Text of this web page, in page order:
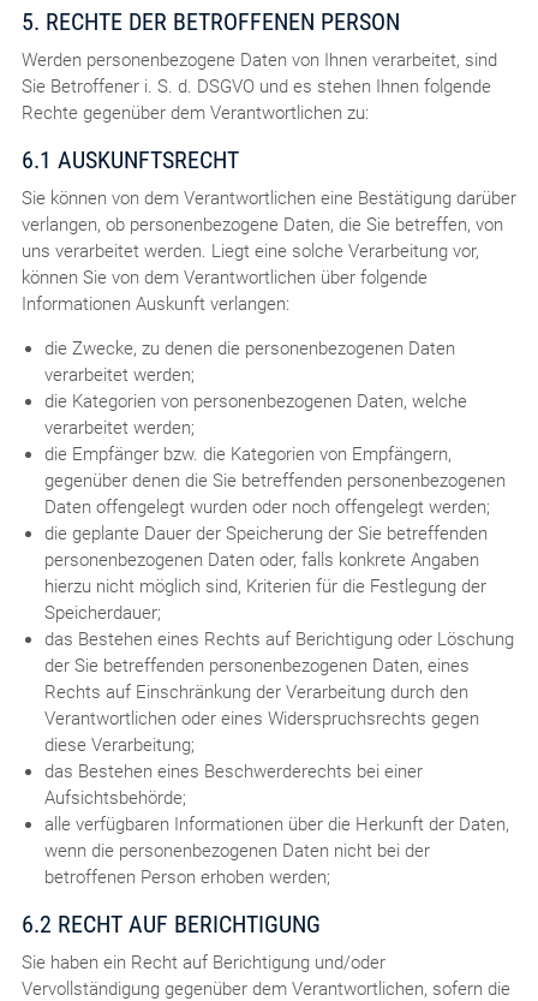
5. RECHTE DER BETROFFENEN PERSON
Werden personenbezogene Daten von Ihnen verarbeitet, sind
Sie Betroffener i. S. d. DSGVO und es stehen Ihnen folgende
Rechte gegenüber dem Verantwortlichen zu:
6.1 AUSKUNFTSRECHT
Sie können von dem Verantwortlichen eine Bestätigung darüber
verlangen, ob personenbezogene Daten, die Sie betreffen, von
uns verarbeitet werden. Liegt eine solche Verarbeitung vor,
können Sie von dem Verantwortlichen über folgende
Informationen Auskunft verlangen:
die Zwecke, zu denen die personenbezogenen Daten
verarbeitet werden;
die Kategorien von personenbezogenen Daten, welche
verarbeitet werden;
die Empfänger bzw. die Kategorien von Empfängern,
gegenüber denen die Sie betreffenden personenbezogenen
Daten offengelegt wurden oder noch offengelegt werden;
die geplante Dauer der Speicherung der Sie betreffenden
personenbezogenen Daten oder, falls konkrete Angaben
hierzu nicht möglich sind, Kriterien für die Festlegung der
Speicherdauer;
das Bestehen eines Rechts auf Berichtigung oder Löschung
der Sie betreffenden personenbezogenen Daten, eines
Rechts auf Einschränkung der Verarbeitung durch den
Verantwortlichen oder eines Widerspruchsrechts gegen
diese Verarbeitung;
das Bestehen eines Beschwerderechts bei einer
Aufsichtsbehörde;
alle verfügbaren Informationen über die Herkunft der Daten,
wenn die personenbezogenen Daten nicht bei der
betroffenen Person erhoben werden;
6.2 RECHT AUF BERICHTIGUNG
Sie haben ein Recht auf Berichtigung und/oder
Vervollständigung gegenüber dem Verantwortlichen, sofern die